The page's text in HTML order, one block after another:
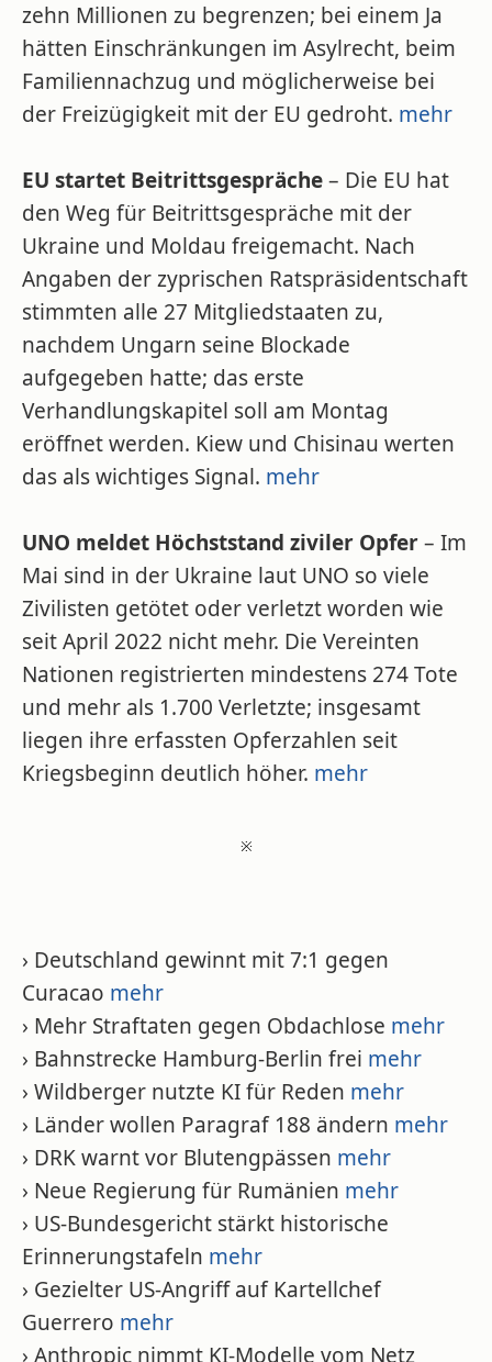
zehn Millionen zu begrenzen; bei einem Ja
hätten Einschränkungen im Asylrecht, beim
Familiennachzug und möglicherweise bei
der Freizügigkeit mit der EU gedroht. mehr
EU startet Beitrittsgespräche– Die EU hat
den Weg für Beitrittsgespräche mit der
Ukraine und Moldau freigemacht. Nach
Angaben der zyprischen Ratspräsidentschaft
stimmten alle 27 Mitgliedstaaten zu,
nachdem Ungarn seine Blockade
aufgegeben hatte; das erste
Verhandlungskapitel soll am Montag
eröffnet werden. Kiew und Chisinau werten
das als wichtiges Signal. mehr
UNO meldet Höchststand ziviler Opfer– Im
Mai sind in der Ukraine laut UNO so viele
Zivilisten getötet oder verletzt worden wie
seit April 2022 nicht mehr. Die Vereinten
Nationen registrierten mindestens 274 Tote
und mehr als 1.700 Verletzte; insgesamt
liegen ihre erfassten Opferzahlen seit
Kriegsbeginn deutlich höher. mehr
※
› Deutschland gewinnt mit 7:1 gegen
Curacao mehr
› Mehr Straftaten gegen Obdachlose mehr
› Bahnstrecke Hamburg-Berlin frei mehr
› Wildberger nutzte KI für Reden mehr
› Länder wollen Paragraf 188 ändern mehr
› DRK warnt vor Blutengpässen mehr
› Neue Regierung für Rumänien mehr
› US-Bundesgericht stärkt historische
Erinnerungstafeln mehr
› Gezielter US-Angriff auf Kartellchef
Guerrero mehr
› Anthropic nimmt KI-Modelle vom Netz